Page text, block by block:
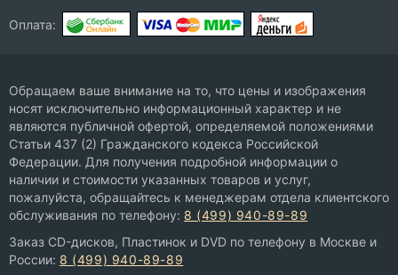
Оплата:
Обращаем ваше внимание на то, что цены и изображения
носят исключительно информационный характер и не
являются публичной офертой, определяемой положениями
Статьи 437 (2) Гражданского кодекса Российской
Федерации. Для получения подробной информации о
наличии и стоимости указанных товаров и услуг,
пожалуйста, обращайтесь к менеджерам отдела клиентского
обслуживания по телефону: 8 (499) 940-89-89
Заказ CD-дисков, Пластинок и DVD по телефону в Москве и
России: 8 (499) 940-89-89